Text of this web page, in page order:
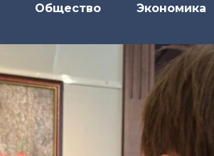
Общество Экономика